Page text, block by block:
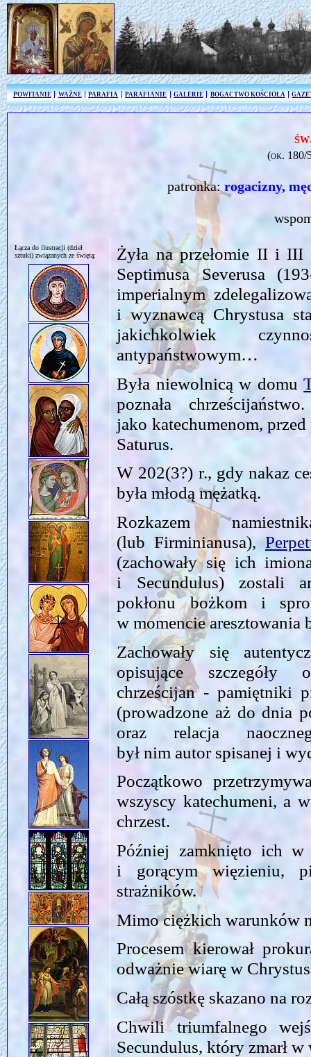
POWITANIE WAŻNE PARAFIA PARAFIANIE GALERIE BOGACTWO KOŚCIOŁA
(ok. 180/
patronka: rogacizny,
Łącza do ilustracji (dzieł
sztuki) związanych ze świętą:
Żyła na przełomie II i III
Septimusa Severusa
imperialnym
i wyznawcą Chrystusa
jakichkolwiek
antypaństwowym…
Była niewolnicą w domu
poznała
jako katechumenom,
Saturus.
W 202(3?) r., gdy nakaz
była młodą mężatką.
Rozkazem
(lub Firminianusa),
(zachowały się ich
i Secundulus) zostali
pokłonu bożkom i
w momencie
Zachowały się
opisujące szczegóły
chrześcijan - pamiętniki
(prowadzone aż do dnia
oraz relacja
był nim autor spisanej i
Początkowo
wszyscy katechumeni, a
chrzest.
Później zamknięto ich w
i gorącym więzieniu,
strażników.
Mimo ciężkich warunków
Procesem kierował
odważnie wiarę w
Całą szóstkę skazano na
Chwili triumfalnego
Secundulus, który zmarł